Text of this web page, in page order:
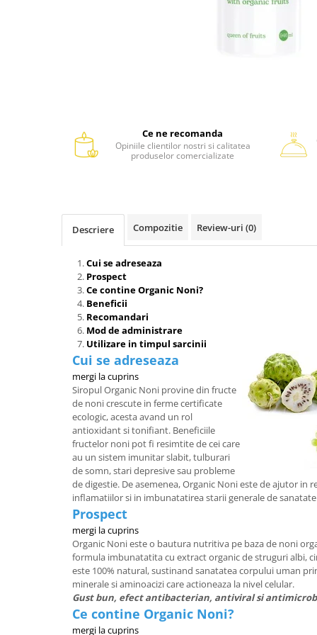
Ce ne recomanda
Opiniile clientilor nostri si calitatea
produselor comercializate
Descriere Compozitie Review-uri (0)
Cui se adreseaza
Prospect
Ce contine Organic Noni?
Beneficii
Recomandari
Mod de administrare
Utilizare in timpul sarcinii
Cui se adreseaza
mergi la cuprins
Siropul Organic Noni provine din fructe
de noni crescute in ferme certificate
ecologic, acesta avand un rol
antioxidant si tonifiant. Beneficiile
fructelor noni pot fi resimtite de cei care
au un sistem imunitar slabit, tulburari
de somn, stari depresive sau probleme
de digestie. De asemenea, Organic Noni este de ajutor in
inflamatiilor si in imbunatatirea starii generale de
Prospect
mergi la cuprins
Organic Noni este o bautura nutritiva pe baza de noni
formula imbunatatita cu extract organic de struguri albi,
este 100% natural, sustinand sanatatea corpului uman
minerale si aminoacizi care actioneaza la nivel celular.
Gust bun, efect antibacterian, antiviral si
Ce contine Organic Noni?
mergi la cuprins